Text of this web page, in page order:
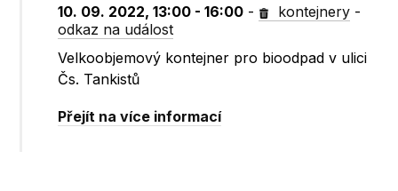
10. 09. 2022, 13:00 - 16:00 - kontejnery -
odkaz na událost
Velkoobjemový kontejner pro bioodpad v ulici
Čs. Tankistů
Přejít na více informací